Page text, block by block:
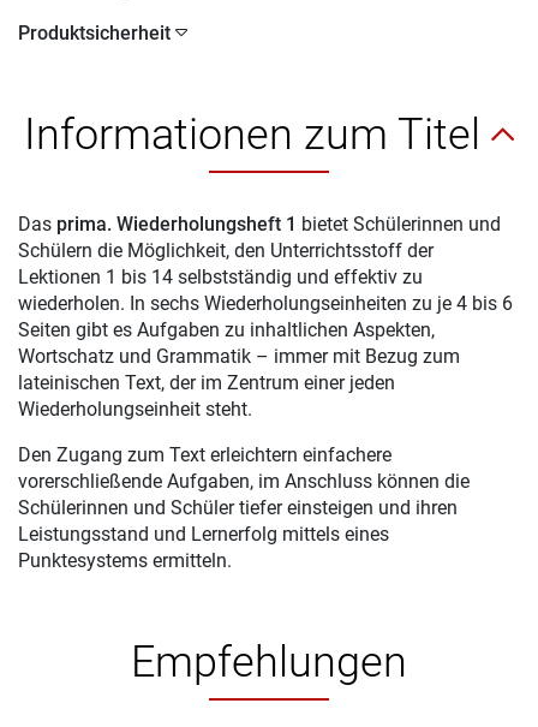
Produktsicherheit
Informationen zum Titel
Das prima. Wiederholungsheft 1 bietet Schülerinnen und
Schülern die Möglichkeit, den Unterrichtsstoff der
Lektionen 1 bis 14 selbstständig und effektiv zu
wiederholen. In sechs Wiederholungseinheiten zu je 4 bis 6
Seiten gibt es Aufgaben zu inhaltlichen Aspekten,
Wortschatz und Grammatik – immer mit Bezug zum
lateinischen Text, der im Zentrum einer jeden
Wiederholungseinheit steht.
Den Zugang zum Text erleichtern einfachere
vorerschließende Aufgaben, im Anschluss können die
Schülerinnen und Schüler tiefer einsteigen und ihren
Leistungsstand und Lernerfolg mittels eines
Punktesystems ermitteln.
Empfehlungen